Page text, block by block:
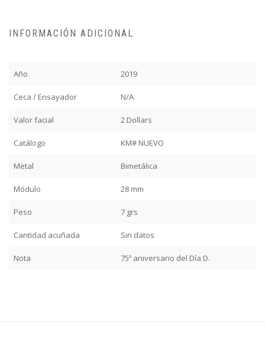
INFORMACIÓN ADICIONAL
Año 2019
Ceca / Ensayador N/A
Valor facial 2 Dollars
Catálogo KM# NUEVO
Metal Bimetálica
Módulo 28 mm
Peso 7 grs
Cantidad acuñada Sin datos
Nota 75º aniversario del Día D.